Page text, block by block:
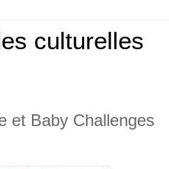
culturelles
et Baby Challenges